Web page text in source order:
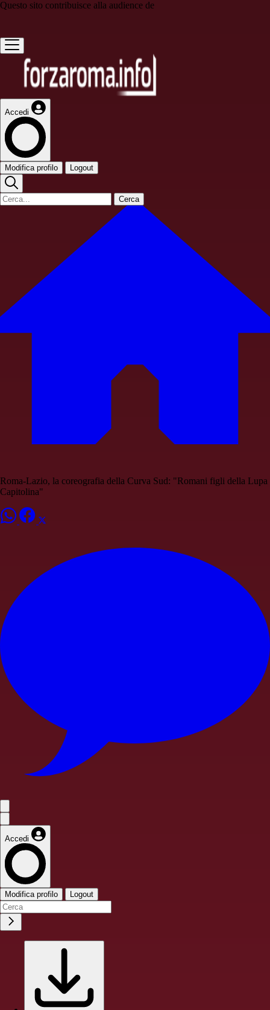
Questo sito contribuisce alla audience de
Accedi
Modifica profilo Logout
Cerca
Roma-Lazio, la coreografia della Curva Sud: "Romani figli della Lupa
Capitolina"
Accedi
Modifica profilo Logout